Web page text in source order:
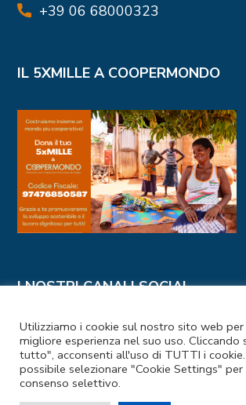
+39 06 68000323
IL 5XMILLE A COOPERMONDO
I NOSTRI CANALI SOCIAL
Utilizziamo i cookie sul nostro sito web
migliore esperienza nel suo uso. Cliccando
tutto", acconsenti all'uso di TUTTI i
possibile selezionare "Cookie Settings" per
consenso selettivo.